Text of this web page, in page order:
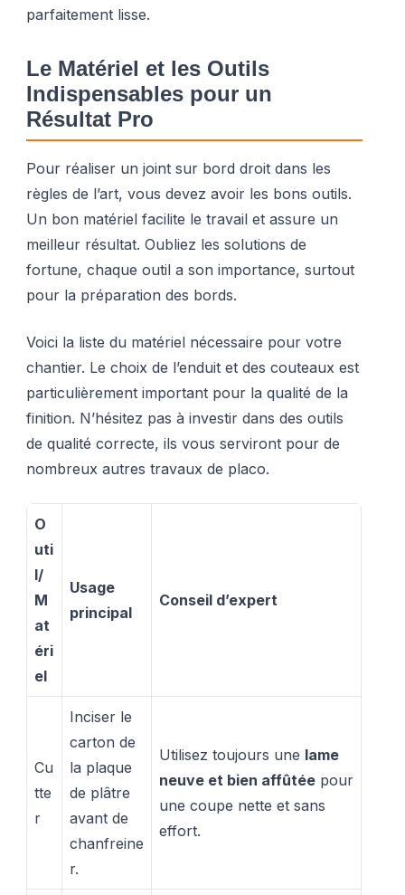
parfaitement lisse.
Le Matériel et les Outils
Indispensables pour un
Résultat Pro
Pour réaliser un joint sur bord droit dans les
règles de l’art, vous devez avoir les bons outils.
Un bon matériel facilite le travail et assure un
meilleur résultat. Oubliez les solutions de
fortune, chaque outil a son importance, surtout
pour la préparation des bords.
Voici la liste du matériel nécessaire pour votre
chantier. Le choix de l’enduit et des couteaux est
particulièrement important pour la qualité de la
finition. N’hésitez pas à investir dans des outils
de qualité correcte, ils vous serviront pour de
nombreux autres travaux de placo.
O
uti
l/
M
at
éri
el
Usage
principal
Conseil d’expert
Cu
tte
r
Inciser le
carton de
la plaque
de plâtre
avant de
chanfreine
r.
Utilisez toujours une lame
neuve et bien affûtée pour
une coupe nette et sans
effort.